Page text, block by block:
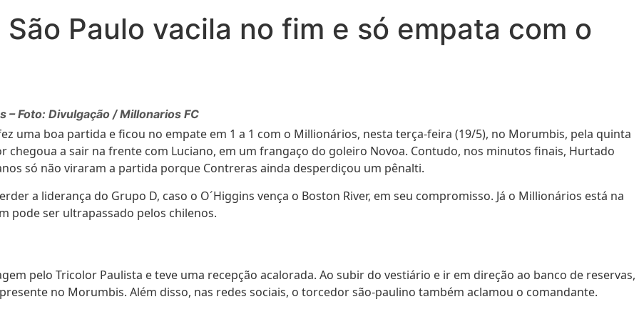
Paulo vacila no fim e só empata com o
– Foto: Divulgação / Millonarios FC
uma boa partida e ficou no empate em 1 a 1 com o Millionários, nesta terça-feira (19/5), no Morumbis, pela quinta
chegoua a sair na frente com Luciano, em um frangaço do goleiro Novoa. Contudo, nos minutos finais, Hurtado
só não viraram a partida porque Contreras ainda desperdiçou um pênalti.
a liderança do Grupo D, caso o O´Higgins vença o Boston River, em seu compromisso. Já o Millionários está na
pode ser ultrapassado pelos chilenos.
pelo Tricolor Paulista e teve uma recepção acalorada. Ao subir do vestiário e ir em direção ao banco de reservas,
no Morumbis. Além disso, nas redes sociais, o torcedor são-paulino também aclamou o comandante.